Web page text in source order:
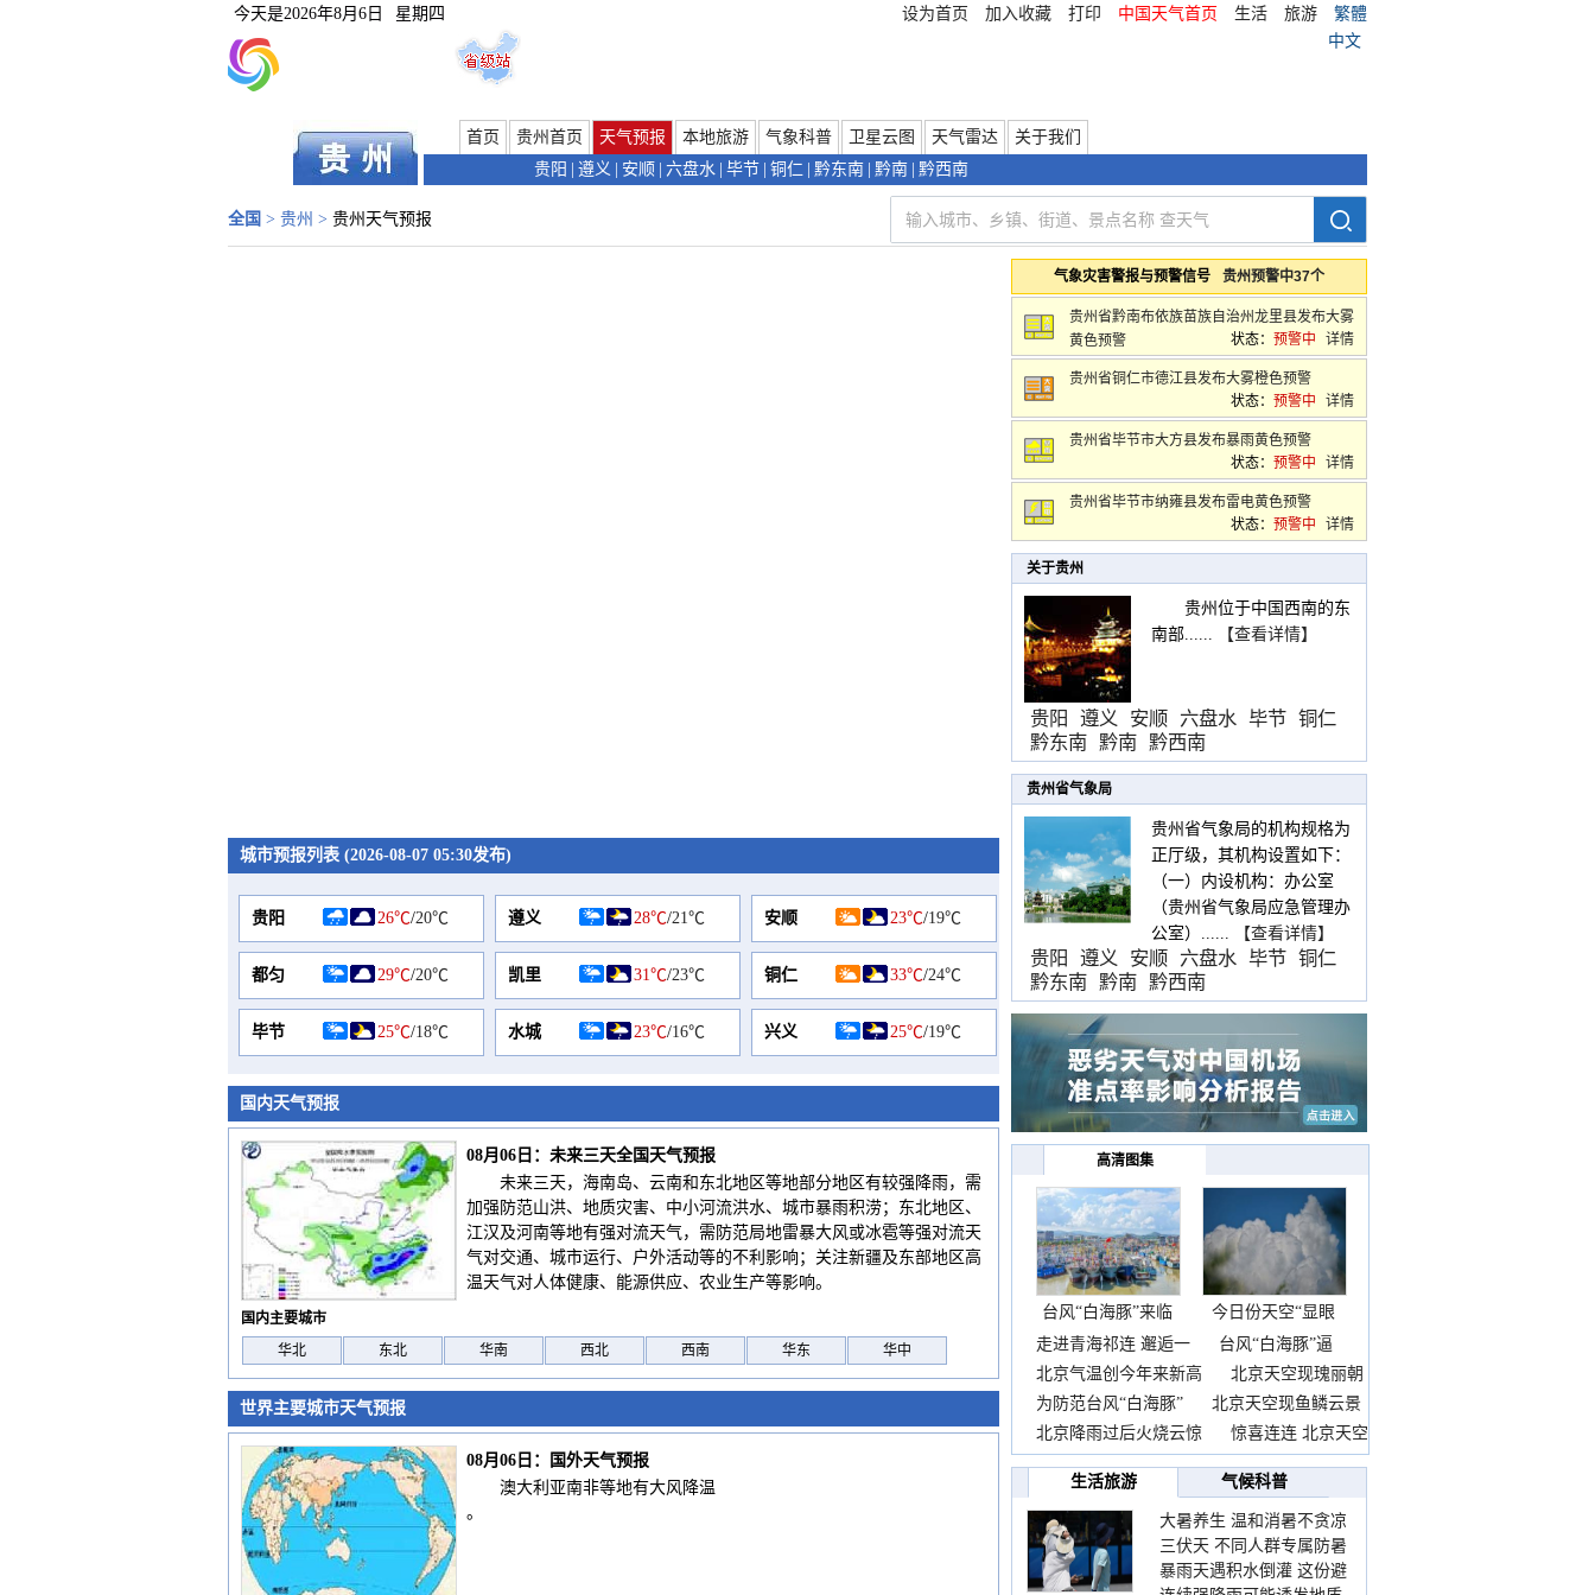
今天是2026年8月6日 星期四 设为首页 加入收藏 打印 中国天气首页 生活 旅游
繁體
中文
首页 贵州首页 天气预报 本地旅游 气象科普 卫星云图 天气雷达
关于我们
贵阳
遵义 安顺 六盘水 毕节 铜仁 黔东南 黔南 黔西南
全国 > 贵州 > 贵州天气预报
城市预报列表 (2026-08-07 05:30发布)
贵阳 26℃/20℃ 遵义 28℃/21℃ 安顺 23℃/19℃
都匀 29℃/20℃ 凯里 31℃/23℃ 铜仁 33℃/24℃
毕节 25℃/18℃ 水城 23℃/16℃ 兴义 25℃/19℃
国内天气预报
08月06日：未来三天全国天气预报
未来三天，海南岛、云南和东北地区等地部分地区有较强降雨，需
加强防范山洪、地质灾害、中小河流洪水、城市暴雨积涝；东北地区、
江汉及河南等地有强对流天气，需防范局地雷暴大风或冰雹等强对流天
气对交通、城市运行、户外活动等的不利影响；关注新疆及东部地区高
温天气对人体健康、能源供应、农业生产等影响。
国内主要城市
华北
东北 华南 西北 西南 华东 华中
世界主要城市天气预报
08月06日：国外天气预报
澳大利亚南非等地有大风降温
。
气象灾害警报与预警信号 贵州预警中37个
贵州省黔南布依族苗族自治州龙里县发布大雾
黄色预警
状态： 预警中 详情
贵州省铜仁市德江县发布大雾橙色预警
状态： 预警中 详情
贵州省毕节市大方县发布暴雨黄色预警
状态： 预警中 详情
贵州省毕节市纳雍县发布雷电黄色预警
状态： 预警中 详情
关于贵州
贵州位于中国西南的东
南部......
【查看详情】
贵阳 遵义 安顺 六盘水 毕节 铜仁
黔东南 黔南 黔西南
贵州省气象局
贵州省气象局的机构规格为
正厅级，其机构设置如下：
（一）内设机构：办公室
（贵州省气象局应急管理办
公室）......
【查看详情】
贵阳 遵义 安顺 六盘水 毕节 铜仁
黔东南 黔南 黔西南
高清图集
台风“白海豚”来临
前
今日份天空“显眼
包”
走进青海祁连 邂逅一
台风“白海豚”逼
近
北京气温创今年来新高
北京天空现瑰丽朝
霞
为防范台风“白海豚”
北京天空现鱼鳞云景
观
北京降雨过后火烧云惊
惊喜连连 北京天空
现
生活旅游
气候科普
大暑养生 温和消暑不贪凉
三伏天 不同人群专属防暑
要点请收好
暴雨天遇积水倒灌 这份避